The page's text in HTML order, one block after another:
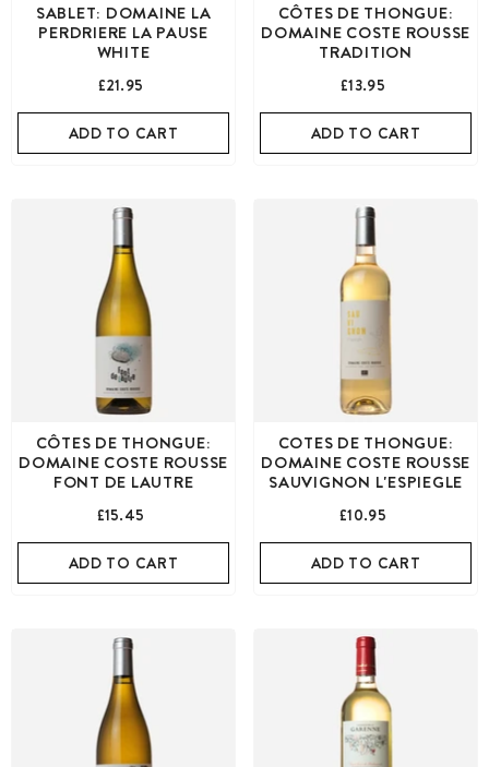
SABLET: DOMAINE LA
PERDRIERE LA PAUSE
WHITE
£21.95
ADD TO CART
CÔTES DE THONGUE:
DOMAINE COSTE ROUSSE
TRADITION
£13.95
ADD TO CART
CÔTES DE THONGUE:
DOMAINE COSTE ROUSSE
FONT DE LAUTRE
£15.45
ADD TO CART
COTES DE THONGUE:
DOMAINE COSTE ROUSSE
SAUVIGNON L'ESPIEGLE
£10.95
ADD TO CART